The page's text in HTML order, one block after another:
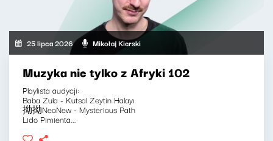
25 lipca 2026 Mikołaj Kierski
Muzyka nie tylko z Afryki 102
Playlista audycji:
Baba Zula - Kutsal Zeytin Halayı
拗拗NeoNew - Mysterious Path
Lido Pimienta...